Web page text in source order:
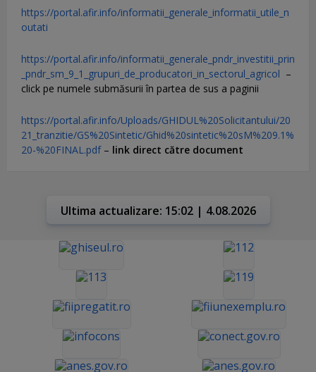
https://portal.afir.info/informatii_generale_informatii_utile_n
outati
https://portal.afir.info/informatii_generale_pndr_investitii_prin
_pndr_sm_9_1_grupuri_de_producatori_in_sectorul_agricol –
click pe numele submăsurii în partea de sus a paginii
https://portal.afir.info/Uploads/GHIDUL%20Solicitantului/20
21_tranzitie/GS%20Sintetic/Ghid%20sintetic%20sM%209.1%
20-%20FINAL.pdf– link direct către document
Ultima actualizare: 15:02 | 4.08.2026